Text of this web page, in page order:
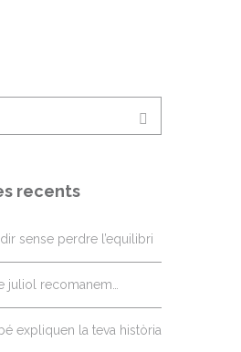
recents
sense perdre l’equilibri
juliol recomanem…
expliquen la teva història